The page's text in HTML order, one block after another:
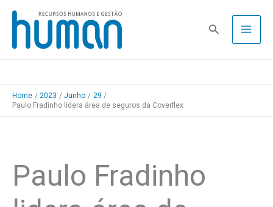
Skip
content
Pesquisa
Home 2023 Junho
29
Paulo Fradinho lidera área de seguros da Coverflex
Paulo Fradinho